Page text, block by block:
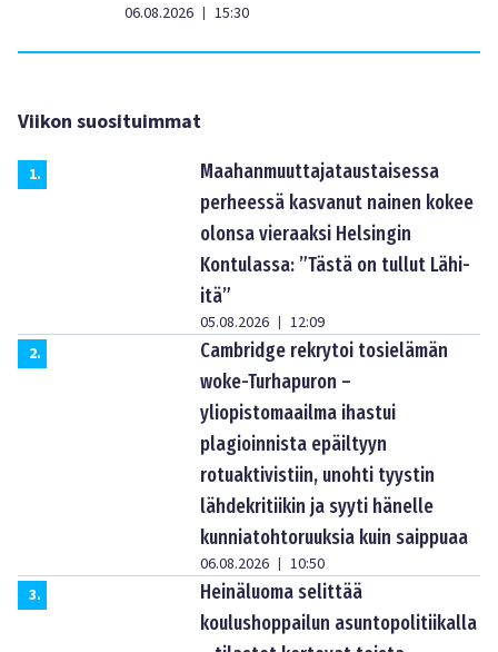
06.08.2026 | 15:30
Viikon suosituimmat
1.
Maahanmuuttajataustaisessa
perheessä kasvanut nainen kokee
olonsa vieraaksi Helsingin
Kontulassa: ”Tästä on tullut Lähi-
itä”
05.08.2026 | 12:09
2.
Cambridge rekrytoi tosielämän
woke-Turhapuron –
yliopistomaailma ihastui
plagioinnista epäiltyyn
rotuaktivistiin, unohti tyystin
lähdekritiikin ja syyti hänelle
kunniatohtoruuksia kuin saippuaa
06.08.2026 | 10:50
3.
Heinäluoma selittää
koulushoppailun asuntopolitiikalla